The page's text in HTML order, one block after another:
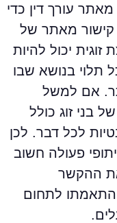
עורך דין כדי
מאתר של
יכול להיות
בנושא שבו
אם למשל
זוג כולל
לכל דבר. לכן
פעולה חשוב
ההקשר
לתחום